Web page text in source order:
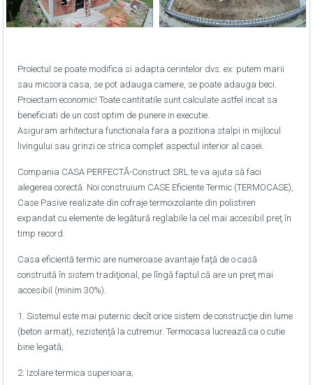
Proiectul se poate modifica si adapta cerintelor dvs. ex: putem marii
sau micsora casa, se pot adauga camere, se poate adauga beci.
Proiectam economic! Toate cantitatile sunt calculate astfel incat sa
beneficiati de un cost optim de punere in executie.
Asiguram arhitectura functionala fara a pozitiona stalpi in mijlocul
livingului sau grinzi ce strica complet aspectul interior al casei.
Compania CASA PERFECTĂ-Construct SRL te va ajuta să faci
alegerea corectă. Noi construium CASE Eficiente Termic (TERMOCASE),
Case Pasive realizate din cofraje termoizolante din polistiren
expandat cu elemente de legătură reglabile la cel mai accesibil preţ în
timp record.
Casa eficientă termic are numeroase avantaje faţă de o casă
construită în sistem tradiţional, pe lîngă faptul că are un preţ mai
accesibil (minim 30%).
1. Sistemul este mai puternic decît orice sistem de construcţie din lume
(beton armat), rezistenţă la cutremur. Termocasa lucrează ca o cutie
bine legată;
2. Izolare termica superioara;